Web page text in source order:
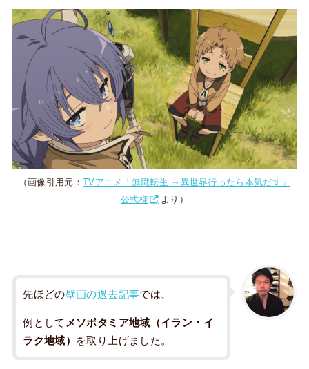
（画像引用元： TVアニメ「無職転生 ～異世界行ったら本気だす」
公式様
より）
先ほどの壁画の過去記事では、
例として メソポタミア地域（イラン・イ
ラク地域）
を取り上げました。